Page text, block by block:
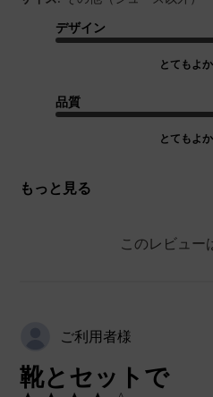
デザイン
とてもよ
品質
とてもよ
もっと見る
このレビュー
ご利用者様
靴とセットで